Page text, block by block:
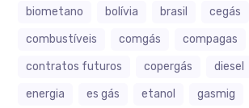
biometano
bolívia brasil cegás
combustíveis
comgás compagas
contratos futuros
copergás diesel
energia
es gás etanol gasmig